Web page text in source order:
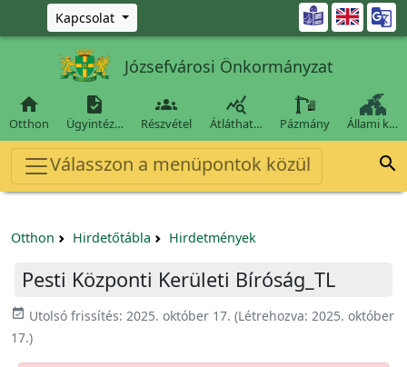
Ugrás a fő tartalomra
Kapcsolat 
Józsefvárosi Önkormányzat

Otthon

Ügyintéz…

Részvétel

Átláthat… Pázmány Állami k…
Válasszon a menüpontok közül 
Otthon Hirdetőtábla Hirdetmények
Pesti Központi Kerületi Bíróság_TL
event_available Utolsó frissítés: 2025. október 17. (Létrehozva: 2025. október
17.)